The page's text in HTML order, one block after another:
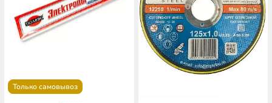
Только самовывоз